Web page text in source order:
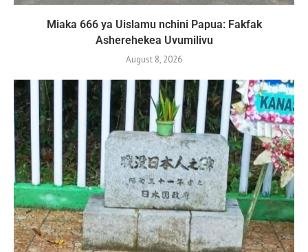
Miaka 666 ya Uislamu nchini Papua: Fakfak
Asherehekea Uvumilivu
August 8, 2026